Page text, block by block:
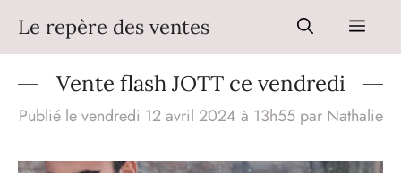
contenu
Le repère des ventes Menu
Vente flash JOTT ce vendredi
Publié le vendredi 12 avril 2024 à 13h55 par Nathalie